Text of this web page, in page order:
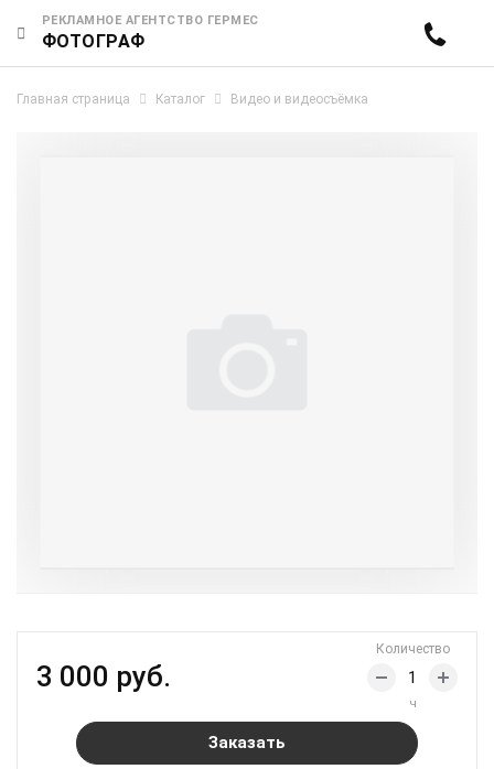
РЕКЛАМНОЕ АГЕНТСТВО ГЕРМЕС
ФОТОГРАФ
Главная страница Каталог Видео и видеосъёмка
3 000 руб.
Количество
ч
Заказать